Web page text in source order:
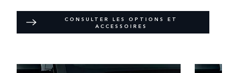
CONSULTER LES OPTIONS ET
ACCESSOIRES